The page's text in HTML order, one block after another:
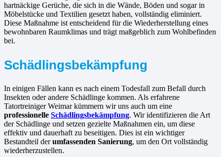
hartnäckige Gerüche, die sich in die Wände, Böden und sogar in
Möbelstücke und Textilien gesetzt haben, vollständig eliminiert.
Diese Maßnahme ist entscheidend für die Wiederherstellung eines
bewohnbaren Raumklimas und trägt maßgeblich zum Wohlbefinden
bei.
Schädlingsbekämpfung
In einigen Fällen kann es nach einem Todesfall zum Befall durch
Insekten oder andere Schädlinge kommen. Als erfahrene
Tatortreiniger Weimar kümmern wir uns auch um eine
professionelle Schädlingsbekämpfung. Wir identifizieren die Art
der Schädlinge und setzen gezielte Maßnahmen ein, um diese
effektiv und dauerhaft zu beseitigen. Dies ist ein wichtiger
Bestandteil derumfassenden Sanierung, um den Ort vollständig
wiederherzustellen.